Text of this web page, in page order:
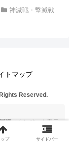
神滅戦・撃滅戦
トマップ
Reserved.
際（クレジット表示
ップ サイドバー